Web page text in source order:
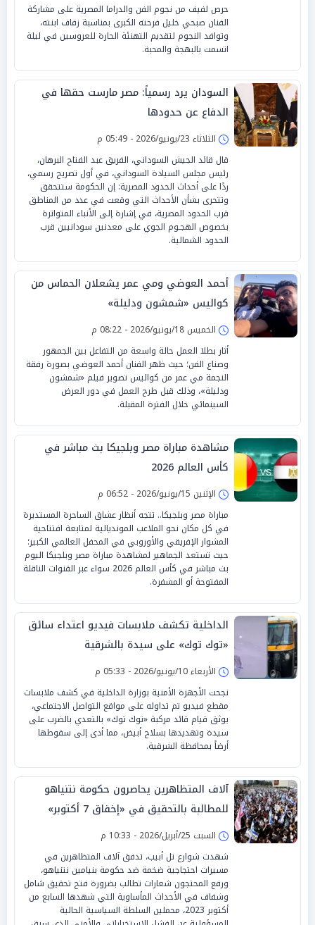
حرص لفيف من نجوم الفن والدراما المصرية على مشاركة
الفنان صبحي خليل فرحته الكبرى بمناسبة زفاف ابنته،
وتوافد النجوم لتقديم التهنئة الحارة للعروسين في ليلة
اتسمت بالبهجة والمحبة.
السودان يرد رسمياً: مصر مارست حقها في
الدفاع عن حدودها
الثلاثاء 23/يونيو/2026 - 05:49 م
قال قائد الجيش السوداني، الفريق عبد الفتاح البرهان،
رئيس مجلس السيادة السوداني، في أول تصريح رسمي،
ردًا على أحداث الحدود المصرية: إن الحكومة ستتحقق
وتتحرى بشأن الأحداث التي وقعت في عدد من المناطق
قرب الحدود المصرية، في إشارة إلى الأنباء المتواترة
بخصوص الهجـوم الجوي على معدنين سودانيين قرب
الحدود الشمالية.
أحمد العوضي ومي عمر يشعلان الحماس من
كواليس «شمشون ودليلة»
الخميس 18/يونيو/2026 - 08:22 م
أثار بطلا العمل حالة واسعة من التفاعل بين الجمهور
وصناع الفن؛ حيث ظهر الفنان أحمد العوضي بصورة رفقة
النجمة مي عمر من كواليس تصوير فيلم «شمشون
ودليلة»، وذلك قبل طرح العمل في دور العرض
السينمائي خلال الفترة المقبلة.
مشاهدة مباراة مصر وبلجيكا بث مباشر في
كأس العالم 2026
الإثنين 15/يونيو/2026 - 06:52 م
مباراة مصر وبلجيكا.. تتجه أنظار عشاق الساحرة المستديرة
في كل مكان نحو الملاعب المونديالية لمتابعة افتتاحية
المشوار الإفريقي والأوروبي في المحفل العالمي الكبير؛
حيث تستعد الجماهير لمشاهدة مباراة مصر وبلجيكا اليوم
بث مباشر في كأس العالم 2026 سواء عبر القنوات الناقلة
المفتوحة أو المشفرة.
الداخلية تكشف ملابسات فيديو اعتداء سائق
«توك توك» على سيدة بالشرقية
الأربعاء 10/يونيو/2026 - 05:33 م
نجحت الأجهزة الأمنية بوزارة الداخلية في كشف ملابسات
مقطع فيديو تم تداوله على مواقع التواصل الاجتماعي،
يوثق قيام قائد مركبة «توك توك» بالتعدي بالضرب على
سيدة وتهديدها بسلاح أبيض، مما أدى إلى سقوطها
أرضاً بمحافظة الشرقية.
آلاف المتظاهرين يحاصرون حكومة نتنياهو
للمطالبة بالتحقيق في «إخفاق 7 أكتوبر»
السبت 25/أبريل/2026 - 10:33 م
شهدت شوارع تل أبيب، تدفق آلاف المتظاهرين في
مسيرات احتجاجية ضخمة ضد حكومة بنيامين نتنياهو،
ورفع المحتجون شعارات تطالب بضرورة فتح تحقيق شامل
وشفاف في الأحداث المأساوية التي شهدها السابع من
أكتوبر 2023، محملين السلطة السياسية الحالية